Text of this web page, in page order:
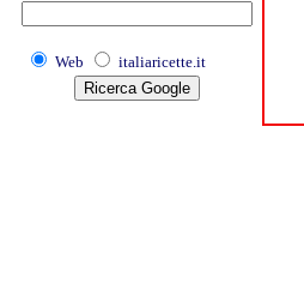
Web italiaricette.it